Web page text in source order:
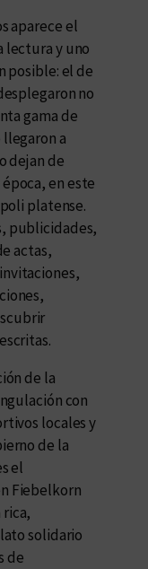
aparece el
lectura y uno
posible: el de
no
gama de
a
dejan de
en este
platense.
publicidades,
actas,
de la
con
locales y
de la
el
Fiebelkorn
solidario
de